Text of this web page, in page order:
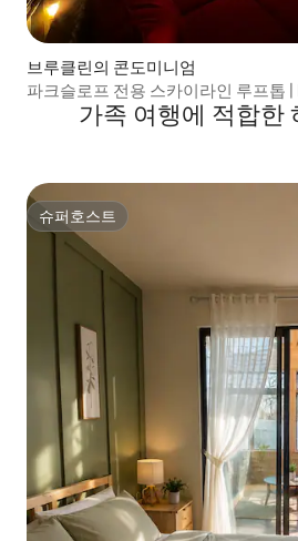
브루클린의 콘도미니엄
파크슬로프 전용 스카이라인 루프톱 |
가족 여행에 적합한
슈퍼호스트
슈퍼호스트